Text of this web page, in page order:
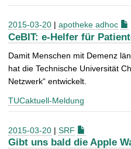
2015-03-20 | apotheke adhoc
CeBIT: e-Helfer für
Damit Menschen mit Demenz
hat die Technische Universität
Netzwerk“ entwickelt.
TUCaktuell-Meldung
2015-03-20 | SRF
Gibt uns bald die Apple